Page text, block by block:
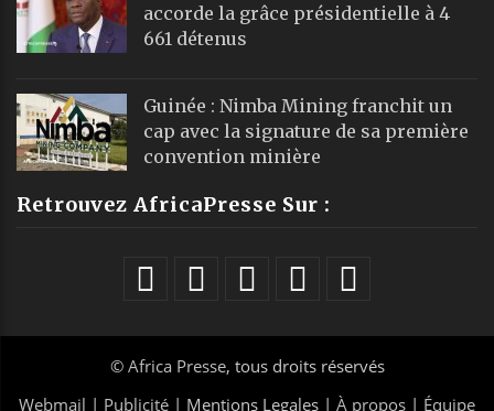
accorde la grâce présidentielle à 4
661 détenus
Guinée : Nimba Mining franchit un
cap avec la signature de sa première
convention minière
Retrouvez AfricaPresse Sur :
© Africa Presse, tous droits réservés
Webmail | Publicité | Mentions Legales | À propos | Équipe